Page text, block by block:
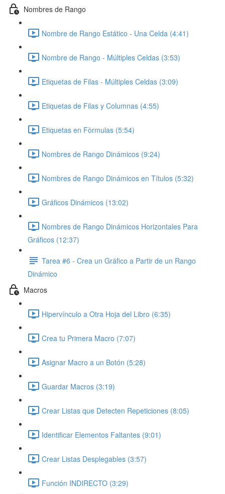
Nombres de Rango
Nombre de Rango Estático - Una Celda (4:41)
Nombre de Rango - Múltiples Celdas (3:53)
Etiquetas de Filas - Múltiples Celdas (3:09)
Etiquetas de Filas y Columnas (4:55)
Etiquetas en Fòrmulas (5:54)
Nombres de Rango Dinámicos (9:24)
Nombres de Rango Dinámicos en Títulos (5:32)
Gráficos Dinámicos (13:02)
Nombres de Rango Dinámicos Horizontales Para
Gráficos (12:37)
Tarea #6 - Crea un Gráfico a Partir de un Rango
Dinámico
Macros
Hipervínculo a Otra Hoja del Libro (6:35)
Crea tu Primera Macro (7:07)
Asignar Macro a un Botón (5:28)
Guardar Macros (3:19)
Crear Listas que Detecten Repeticiones (8:05)
Identificar Elementos Faltantes (9:01)
Crear Listas Desplegables (3:57)
Función INDIRECTO (3:29)